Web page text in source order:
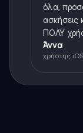
όλα,
ασκήσεις
ΠΟΛΥ
Άννα
χρήστης iOS